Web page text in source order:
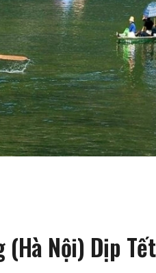
(Hà Nội) Dịp Tết